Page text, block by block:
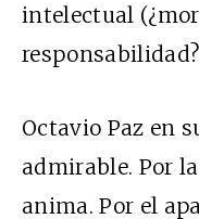
intelectual
Octavio Paz en
admirable. Por
anima. Por el